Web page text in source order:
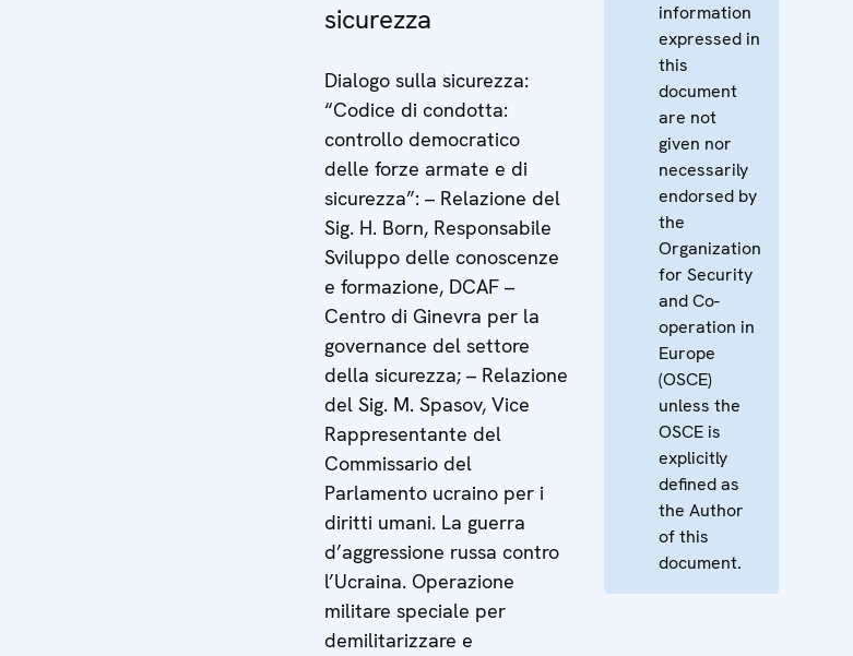
sicurezza
Dialogo sulla sicurezza:
“Codice di condotta:
controllo democratico
delle forze armate e di
sicurezza”: – Relazione del
Sig. H. Born, Responsabile
Sviluppo delle conoscenze
e formazione, DCAF –
Centro di Ginevra per la
governance del settore
della sicurezza; – Relazione
del Sig. M. Spasov, Vice
Rappresentante del
Commissario del
Parlamento ucraino per i
diritti umani. La guerra
d’aggressione russa contro
l’Ucraina. Operazione
militare speciale per
demilitarizzare e
information
expressed in
this
document
are not
given nor
necessarily
endorsed by
the
Organization
for Security
and Co-
operation in
Europe
(OSCE)
unless the
OSCE is
explicitly
defined as
the Author
of this
document.